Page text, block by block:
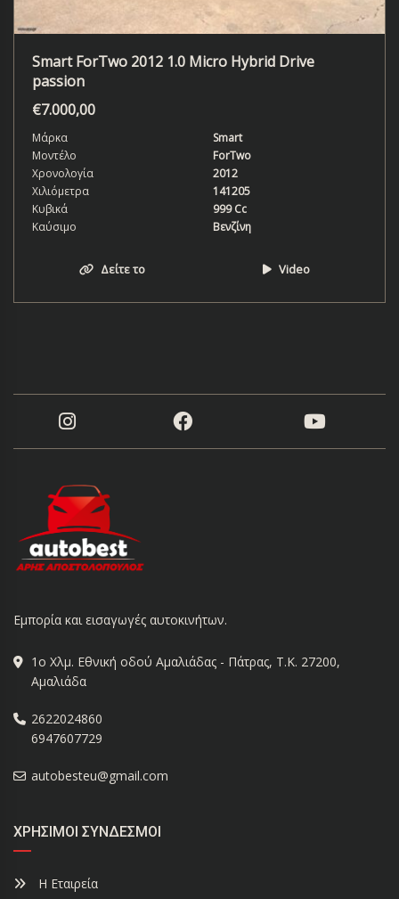
Smart ForTwo 2012 1.0 Micro Hybrid Drive
passion
€7.000,00
Μάρκα
Smart
Μοντέλο
ForTwo
Χρονολογία
2012
Χιλιόμετρα
141205
Κυβικά
999 Cc
Καύσιμο
Βενζίνη
Δείτε το Video
Εμπορία και εισαγωγές αυτοκινήτων.
1ο Χλμ. Εθνική οδού Αμαλιάδας - Πάτρας, Τ.Κ. 27200,
Αμαλιάδα
2622024860
6947607729
autobesteu@gmail.com
ΧΡΉΣΙΜΟΙ ΣΎΝΔΕΣΜΟΙ
Η Εταιρεία